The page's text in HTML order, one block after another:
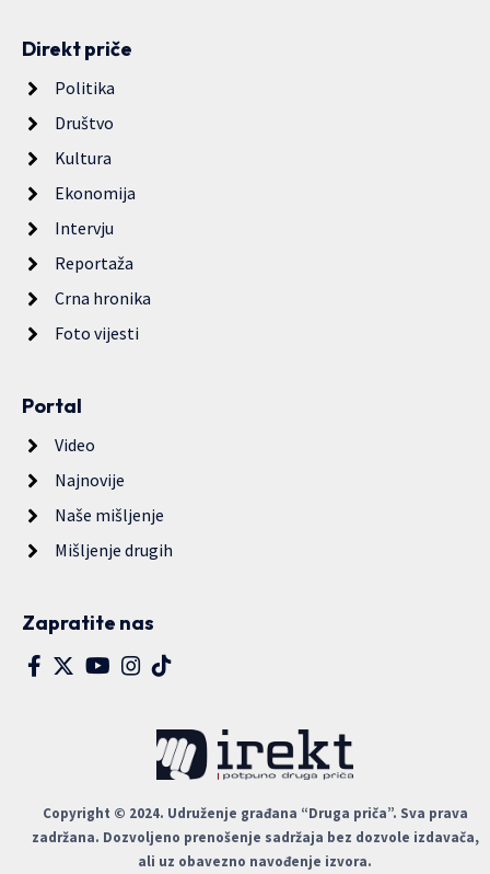
Direkt priče
Politika
Društvo
Kultura
Ekonomija
Intervju
Reportaža
Crna hronika
Foto vijesti
Portal
Video
Najnovije
Naše mišljenje
Mišljenje drugih
Zapratite nas
Copyright © 2024. Udruženje građana “Druga priča”. Sva prava
zadržana. Dozvoljeno prenošenje sadržaja bez dozvole izdavača,
ali uz obavezno navođenje izvora.